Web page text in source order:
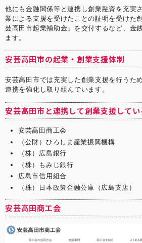
他にも金融関係等と連携し創業融資を充実
業による支援を受けたことの証明を受けた
芸高田市起業補助金」を交付するなど、金
ます。
安芸高田市の起業・創業支援体制
安芸高田市では充実した創業支援を行うた
連携を強化し取り組んでいます。
安芸高田市と連携して創業支援して
安芸高田商工会
（公財）ひろしま産業振興機構
（株）広島銀行
（株）もみじ銀行
広島市信用組合
（株）日本政策金融公庫（広島支店）
安芸高田商工会